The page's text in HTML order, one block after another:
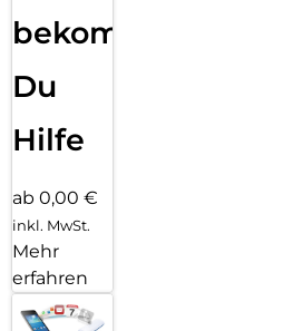
bekommst
Du
Hilfe
ab 0,00 €
inkl. MwSt.
Mehr
erfahren